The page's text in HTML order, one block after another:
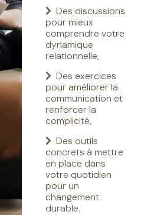
Des discussions
pour mieux
comprendre votre
dynamique
relationnelle,
Des exercices
pour améliorer la
communication et
renforcer la
complicité,
Des outils
concrets à mettre
en place dans
votre quotidien
pour un
changement
durable.